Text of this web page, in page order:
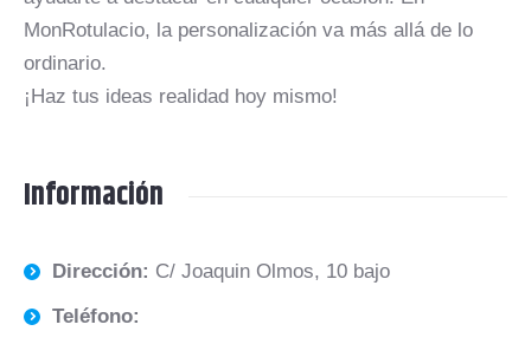
MonRotulacio, la personalización va más allá de lo
ordinario.
¡Haz tus ideas realidad hoy mismo!
Información
Dirección: C/ Joaquin Olmos, 10 bajo
Teléfono: